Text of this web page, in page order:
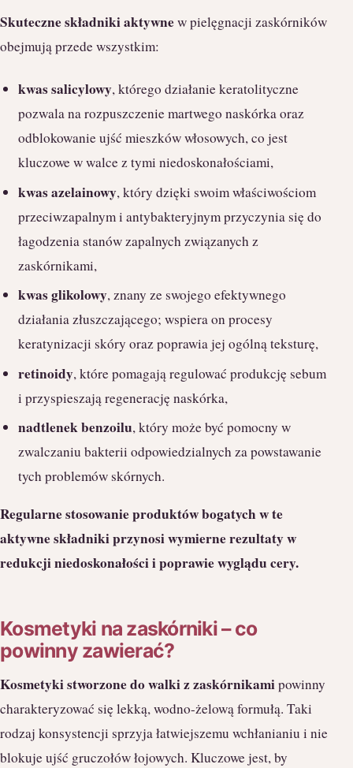
Skuteczne składniki aktywnew pielęgnacji zaskórników
obejmują przede wszystkim:
kwas salicylowy, którego działanie keratolityczne
pozwala na rozpuszczenie martwego naskórka oraz
odblokowanie ujść mieszków włosowych, co jest
kluczowe w walce z tymi niedoskonałościami,
kwas azelainowy, który dzięki swoim właściwościom
przeciwzapalnym i antybakteryjnym przyczynia się do
łagodzenia stanów zapalnych związanych z
zaskórnikami,
kwas glikolowy, znany ze swojego efektywnego
działania złuszczającego; wspiera on procesy
keratynizacji skóry oraz poprawia jej ogólną teksturę,
retinoidy, które pomagają regulować produkcję sebum
i przyspieszają regenerację naskórka,
nadtlenek benzoilu, który może być pomocny w
zwalczaniu bakterii odpowiedzialnych za powstawanie
tych problemów skórnych.
Regularne stosowanie produktów bogatych w te
aktywne składniki przynosi wymierne rezultaty w
redukcji niedoskonałości i poprawie wyglądu cery.
Kosmetyki na zaskórniki – co
powinny zawierać?
Kosmetyki stworzone do walki z zaskórnikamipowinny
charakteryzować się lekką, wodno-żelową formułą. Taki
rodzaj konsystencji sprzyja łatwiejszemu wchłanianiu i nie
blokuje ujść gruczołów łojowych. Kluczowe jest, by